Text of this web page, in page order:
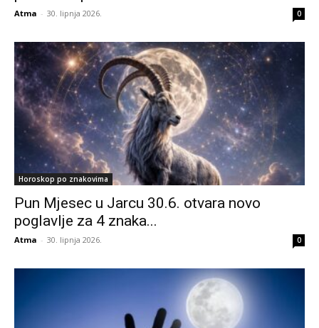
Atma - 30. lipnja 2026. 0
Horoskop po znakovima
Pun Mjesec u Jarcu 30.6. otvara novo
poglavlje za 4 znaka...
Atma - 30. lipnja 2026. 0